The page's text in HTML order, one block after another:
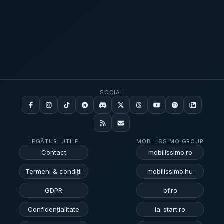
LEGĂTURI UTILE
Contact
Termeni & condiții
GDPR
Confidențialitate
SOCIAL
MOBILISSIMO GROUP
mobilissimo.ro
mobilissimo.hu
bf.ro
la-start.ro